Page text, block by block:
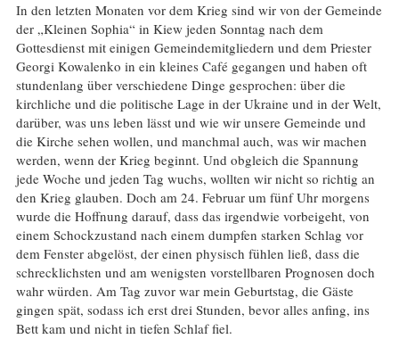
In den letzten Monaten vor dem Krieg sind wir von der Gemeinde
der „Kleinen Sophia“ in Kiew jeden Sonntag nach dem
Gottesdienst mit einigen Gemeindemitgliedern und dem Priester
Georgi Kowalenko in ein kleines Café gegangen und haben oft
stundenlang über verschiedene Dinge gesprochen: über die
kirchliche und die politische Lage in der Ukraine und in der Welt,
darüber, was uns leben lässt und wie wir unsere Gemeinde und
die Kirche sehen wollen, und manchmal auch, was wir machen
werden, wenn der Krieg beginnt. Und obgleich die Spannung
jede Woche und jeden Tag wuchs, wollten wir nicht so richtig an
den Krieg glauben. Doch am 24. Februar um fünf Uhr morgens
wurde die Hoffnung darauf, dass das irgendwie vorbeigeht, von
einem Schockzustand nach einem dumpfen starken Schlag vor
dem Fenster abgelöst, der einen physisch fühlen ließ, dass die
schrecklichsten und am wenigsten vorstellbaren Prognosen doch
wahr würden. Am Tag zuvor war mein Geburtstag, die Gäste
gingen spät, sodass ich erst drei Stunden, bevor alles anfing, ins
Bett kam und nicht in tiefen Schlaf fiel.